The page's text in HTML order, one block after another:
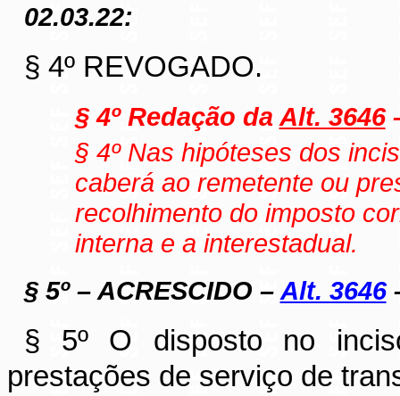
02.03.22:
§ 4º REVOGADO.
§ 4º Redação da Alt. 3646
§ 4º Nas hipóteses dos
caberá ao remetente ou
recolhimento do imposto
interna e a interestadual.
§ 5º – ACRESCIDO – Alt. 3646
§ 5º O disposto no
prestações de serviço de